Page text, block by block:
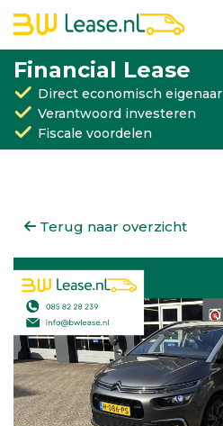
Financial Lease
Direct economisch eigenaar
Verantwoord investeren
Fiscale voordelen
Terug naar overzicht